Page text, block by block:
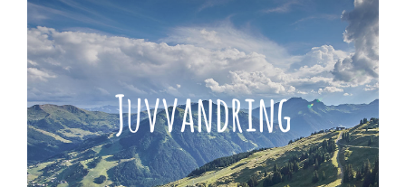
Juvvandring